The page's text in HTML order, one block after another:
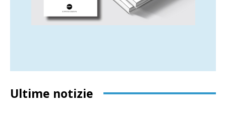
Ultime notizie